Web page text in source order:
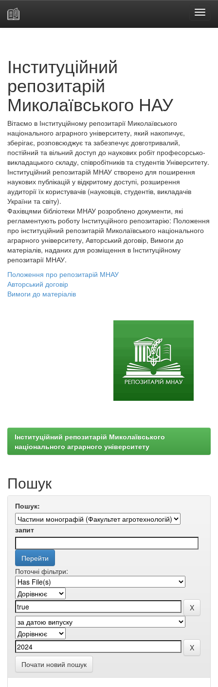
Інституційний
репозитарій
Миколаївського НАУ
Вітаємо в Інституційному репозитарії Миколаївського
національного аграрного університету, який накопичує,
зберігає, розповсюджує та забезпечує довготривалий,
постійний та вільний доступ до наукових робіт професорсько-
викладацького складу, співробітників та студентів Університету.
Інституційний репозитарій МНАУ створено для поширення
наукових публікацій у відкритому доступі, розширення
аудиторії їх користувачів (науковців, студентів, викладачів
України та світу).
Фахівцями бібліотеки МНАУ розроблено документи, які
регламентують роботу Інституційного репозитарію: Положення
про інституційний репозитарій Миколаївського національного
аграрного університету, Авторський договір, Вимоги до
матеріалів, наданих для розміщення в Інституційному
репозитарії МНАУ.
Положення про репозитарій МНАУ
Авторський договір
Вимоги до матеріалів
Інституційний репозитарій Миколаївського
національного аграрного університету
Пошук
Пошук:
запит
Поточні фільтри:
Почати новий пошук